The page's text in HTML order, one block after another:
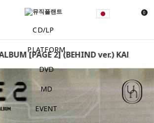
0
CD/LP
PLATFORM
DVD
MD
EVENT
[PAGE 2] (BEHIND ver.) KANG